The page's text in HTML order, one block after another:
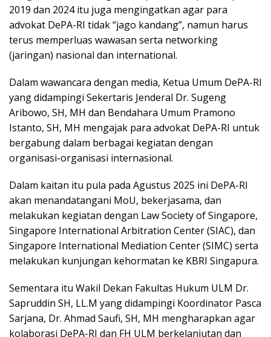
2019 dan 2024 itu juga mengingatkan agar para
advokat DePA-RI tidak “jago kandang”, namun harus
terus memperluas wawasan serta networking
(jaringan) nasional dan international.
Dalam wawancara dengan media, Ketua Umum DePA-RI
yang didampingi Sekertaris Jenderal Dr. Sugeng
Aribowo, SH, MH dan Bendahara Umum Pramono
Istanto, SH, MH mengajak para advokat DePA-RI untuk
bergabung dalam berbagai kegiatan dengan
organisasi-organisasi internasional.
Dalam kaitan itu pula pada Agustus 2025 ini DePA-RI
akan menandatangani MoU, bekerjasama, dan
melakukan kegiatan dengan Law Society of Singapore,
Singapore International Arbitration Center (SIAC), dan
Singapore International Mediation Center (SIMC) serta
melakukan kunjungan kehormatan ke KBRI Singapura.
Sementara itu Wakil Dekan Fakultas Hukum ULM Dr.
Sapruddin SH, LL.M yang didampingi Koordinator Pasca
Sarjana, Dr. Ahmad Saufi, SH, MH mengharapkan agar
kolaborasi DePA-RI dan FH ULM berkelanjutan dan